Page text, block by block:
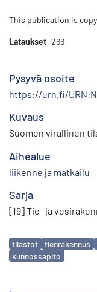
This publication is
Lataukset 266
Pysyvä osoite
https://urn.fi/
Kuvaus
Suomen virallinen
Aihealue
liikenne ja matkailu
Sarja
[19] Tie- ja
Avainsanat
tilastot tienrakennus
kunnossapito